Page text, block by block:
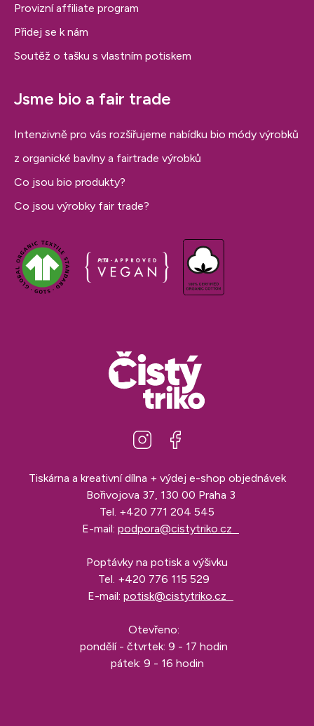
Provizní affiliate program
Přidej se k nám
Soutěž o tašku s vlastním potiskem
Jsme bio a fair trade
Intenzivně pro vás rozšiřujeme nabídku bio módy výrobků
z organické bavlny a fairtrade výrobků
Co jsou bio produkty?
Co jsou výrobky fair trade?
Tiskárna a kreativní dílna + výdej e-shop objednávek
Bořivojova 37, 130 00 Praha 3
Tel. +420 771 204 545
E-mail: podpora@cistytriko.cz
Poptávky na potisk a výšivku
Tel. +420 776 115 529
E-mail: potisk@cistytriko.cz
Otevřeno:
pondělí - čtvrtek: 9 - 17 hodin
pátek: 9 - 16 hodin